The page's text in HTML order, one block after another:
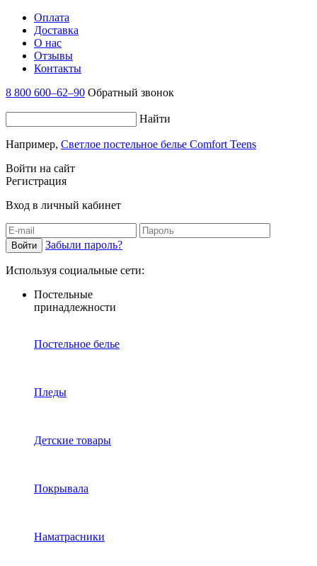
Оплата
Доставка
О нас
Отзывы
Контакты
8 800 600–62–90 Обратный звонок
Найти
Например, Светлое постельное белье Comfort Teens
Войти на сайт
Регистрация
Вход в личный кабинет
Забыли пароль?
Используя социальные сети:
Постельные
принадлежности
Постельное белье
Пледы
Детские товары
Покрывала
Наматрасники